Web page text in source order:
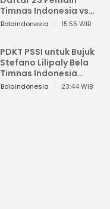
Timnas Indonesia vs
China
Bolaindonesia 15:55 WIB
PDKT PSSI untuk Bujuk
Stefano Lilipaly Bela
Timnas Indonesia
Berakhir Berantakan
Bolaindonesia 23:44 WIB